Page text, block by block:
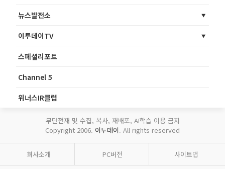
뉴스발전소
이투데이TV
스페셜리포트
Channel 5
위너스IR클럽
무단전재 및 수집, 복사, 재배포, AI학습 이용 금지
Copyright 2006. 이투데이. All rights reserved
회사소개 PC버전 사이트맵